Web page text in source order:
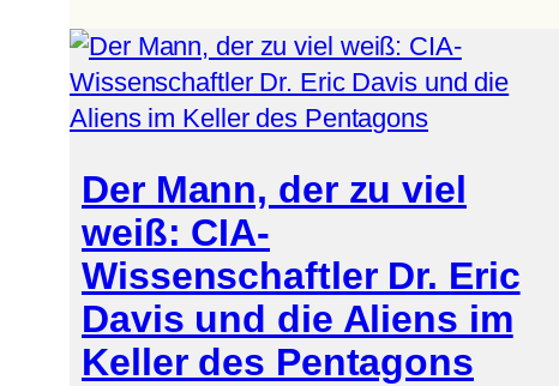
Der Mann, der zu viel
weiß: CIA-
Wissenschaftler Dr. Eric
Davis und die Aliens im
Keller des Pentagons